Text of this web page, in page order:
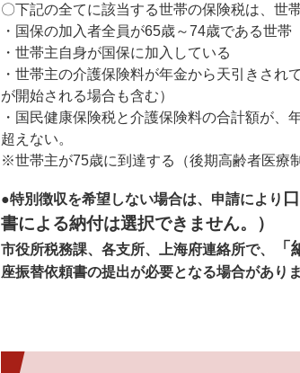
〇下記の全てに該当する世帯の保険税は、世
・国保の加入者全員が65歳～74歳である世帯
・世帯主自身が国保に加入している
・世帯主の介護保険料が年金から天引きさ
が開始される場合も含む）
・国民健康保険税と介護保険料の合計額が
超えない。
※世帯主が75歳に到達する（後期高齢者医療
●特別徴収を希望しない場合は、申請により
書による納付は選択できません。）
市役所税務課、各支所、上海府連絡所で、
座振替依頼書の提出が必要となる場合がありま